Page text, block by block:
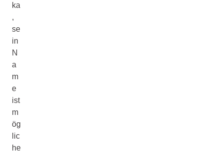
ka
,
se
in
N
a
m
e
ist
m
ög
lic
he